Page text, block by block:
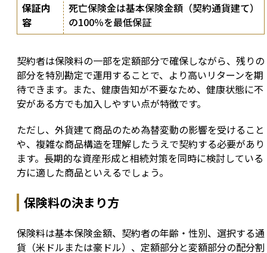
保証内
容
死亡保険金は基本保険金額（契約通貨建て）
の100％を最低保証
契約者は保険料の一部を定額部分で確保しながら、残りの
部分を特別勘定で運用することで、より高いリターンを期
待できます。また、健康告知が不要なため、健康状態に不
安がある方でも加入しやすい点が特徴です。
ただし、外貨建て商品のため為替変動の影響を受けること
や、複雑な商品構造を理解したうえで契約する必要があり
ます。長期的な資産形成と相続対策を同時に検討している
方に適した商品といえるでしょう。
保険料の決まり方
保険料は基本保険金額、契約者の年齢・性別、選択する通
貨（米ドルまたは豪ドル）、定額部分と変額部分の配分割